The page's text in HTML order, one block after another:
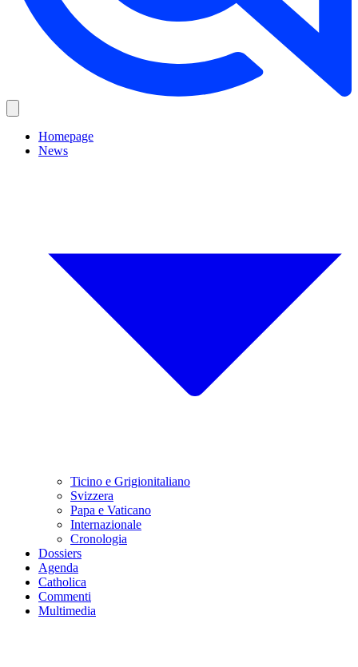
Homepage
News
Ticino e Grigionitaliano
Svizzera
Papa e Vaticano
Internazionale
Cronologia
Dossiers
Agenda
Catholica
Commenti
Multimedia